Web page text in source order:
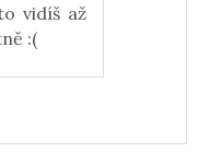
vidíš až
:(